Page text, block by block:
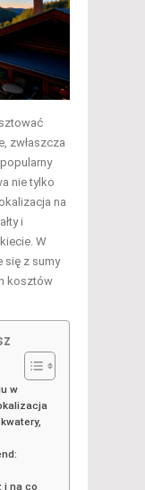
zwłaszcza
nie tylko
na
i
W
się z sumy
kosztów
w
i na co